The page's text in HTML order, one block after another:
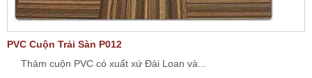
PVC Cuộn Trải Sàn P012
Thảm cuộn PVC có xuất xứ Đài Loan và...